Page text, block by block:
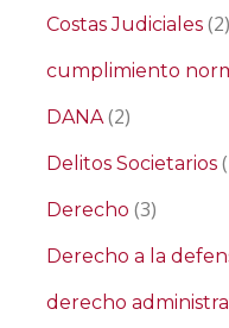
Costas Judiciales (2)
cumplimiento
DANA(2)
Delitos Societarios
Derecho (3)
Derecho a la
derecho